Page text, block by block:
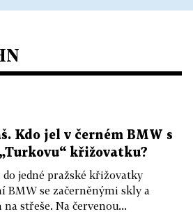
Kdo jel v černém BMW s
křižovatku?
do jedné pražské křižovatky
se začerněnými skly a
střeše. Na červenou...